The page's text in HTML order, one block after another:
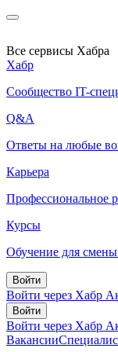
Все сервисы Хабра
Хабр
Сообщество IT-
Q&A
Ответы на любые
Карьера
Профессиональное
Курсы
Обучение для смены
Войти
Войти через Хабр
Войти
Войти через Хабр
Вакансии